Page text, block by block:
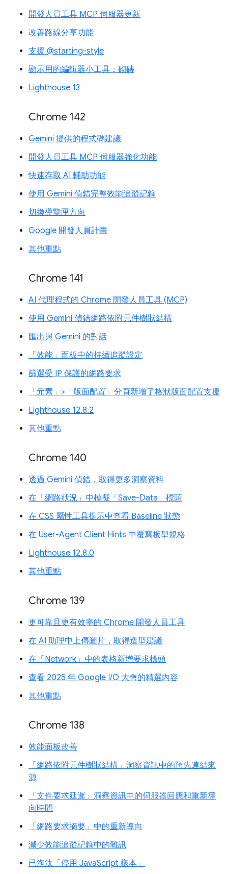
開發人員工具 MCP 伺服器更新
改善路線分享功能
支援 @starting-style
顯示用的編輯器小工具：砌磚
Lighthouse 13
Chrome 142
Gemini 提供的程式碼建議
開發人員工具 MCP 伺服器強化功能
快速存取 AI 輔助功能
使用 Gemini 偵錯完整效能追蹤記錄
切換導覽匣方向
Google 開發人員計畫
其他重點
Chrome 141
AI 代理程式的 Chrome 開發人員工具 (MCP)
使用 Gemini 偵錯網路依附元件樹狀結構
匯出與 Gemini 的對話
「效能」面板中的持續追蹤設定
篩選受 IP 保護的網路要求
「元素」>「版面配置」分頁新增了格狀版面配置支援
Lighthouse 12.8.2
其他重點
Chrome 140
透過 Gemini 偵錯，取得更多洞察資料
在「網路狀況」中模擬「Save-Data」標頭
在 CSS 屬性工具提示中查看 Baseline 狀態
在 User-Agent Client Hints 中覆寫板型規格
Lighthouse 12.8.0
其他重點
Chrome 139
更可靠且更有效率的 Chrome 開發人員工具
在 AI 助理中上傳圖片，取得造型建議
在「Network」中的表格新增要求標頭
查看 2025 年 Google I/O 大會的精選內容
其他重點
Chrome 138
效能面板改善
「網路依附元件樹狀結構」洞察資訊中的預先連結來
源
「文件要求延遲」洞察資訊中的伺服器回應和重新導
向時間
「網路要求摘要」中的重新導向
減少效能追蹤記錄中的雜訊
已淘汰「停用 JavaScript 樣本」